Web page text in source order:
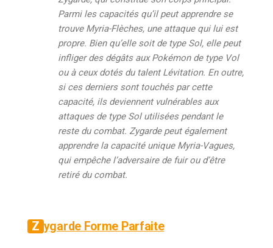
Parmi les capacités qu’il peut apprendre se
trouve Myria-Flèches, une attaque qui lui est
propre. Bien qu’elle soit de type Sol, elle peut
infliger des dégâts aux Pokémon de type Vol
ou à ceux dotés du talent Lévitation. En outre,
si ces derniers sont touchés par cette
capacité, ils deviennent vulnérables aux
attaques de type Sol utilisées pendant le
reste du combat. Zygarde peut également
apprendre la capacité unique Myria-Vagues,
qui empêche l’adversaire de fuir ou d’être
retiré du combat.
Zygarde Forme Parfaite